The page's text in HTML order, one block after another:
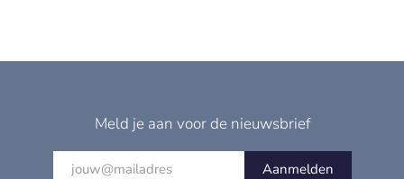
Meld je aan voor de nieuwsbrief
Aanmelden